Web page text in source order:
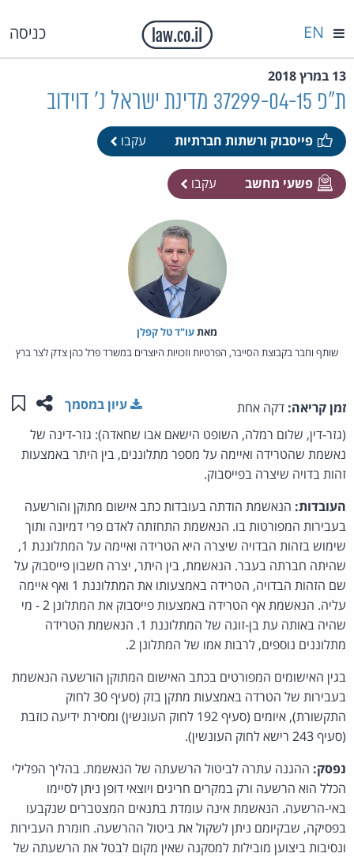
כניסה EN
13 במרץ 2018
ת"פ 37299-04-15 מדינת ישראל נ' דוידוב
פייסבוק ורשתות חברתיות עקבו
פשעי מחשב עקבו
מאת‏עו"ד טל קפלן
שותף וחבר בקבוצת הסייבר, הפרטיות וזכויות היוצרים במשרד פרל כהן צדק לצר ברץ
זמן קריאה: דקה אחת שתפו
עיון במסמך
(גזר-דין, שלום רמלה, השופט הישאם אבו שחאדה): גזר-דינה של
נאשמת שהטרידה ואיימה על מספר מתלוננים, בין היתר באמצעות
זהות בדויה שיצרה בפייסבוק.
העובדות: הנאשמת הודתה בעובדות כתב אישום מתוקן והורשעה
בעבירות המפורטות בו. הנאשמת התחזתה לאדם פרי דמיונה ותוך
שימוש בזהות הבדויה שיצרה היא הטרידה ואיימה על המתלוננת 1,
שהיתה חברתה בעבר. הנאשמת, בין היתר, יצרה חשבון פייסבוק על
שם הזהות הבדויה, הטרידה באמצעותו את המתלוננת 1 ואף איימה
עליה. הנאשמת אף הטרידה באמצעות פייסבוק את המתלונן 2 - מי
שהיה באותה עת בן-זוגה של המתלוננת 1. הנאשמת הטרידה
מתלוננים נוספים, לרבות אמו של המתלונן 2.
בגין האישומים המפורטים בכתב האישום המתוקן הורשעה הנאשמת
בעבירות של הטרדה באמצעות מתקן בזק (סעיף 30 לחוק
התקשורת), איומים (סעיף 192 לחוק העונשין) ומסירת ידיעה כוזבת
(סעיף 243 רישא לחוק העונשין).
נפסק: ההגנה עתרה לביטול הרשעתה של הנאשמת. בהליך הפלילי
הכלל הוא הרשעה ורק במקרים חריגים ויוצאי דופן ניתן לסיימו
באי-הרשעה. הנאשמת אינה עומדת בתנאים המצטברים שנקבעו
בפסיקה, שבקיומם ניתן לשקול את ביטול ההרשעה. חומרת העבירות
ונסיבות ביצוען מובילות למסקנה שאין מקום לבטל את הרשעתה של